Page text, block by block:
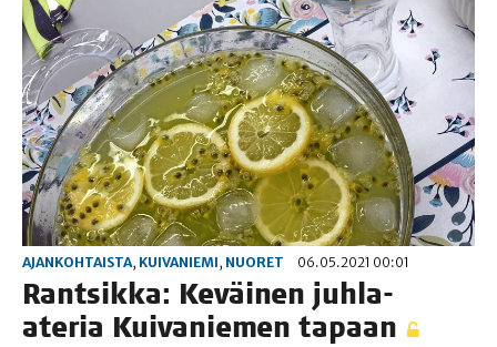
AJANKOHTAISTA, KUIVANIEMI, NUORET 06.05.2021 00:01
Rant­sik­ka: Keväi­nen juh­la-
ate­ria Kui­va­nie­men tapaan